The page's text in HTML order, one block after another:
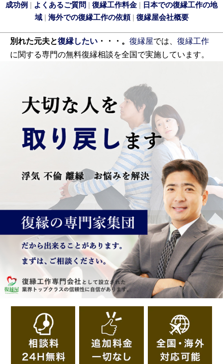
成功例 | よくあるご質問 | 復縁工作料金 | 日本での復縁工作の地
域| 海外での復縁工作の依頼| 復縁屋会社概要
別れた元夫と復縁したい ・・・。 復縁屋では、 復縁工作
に関する専門の無料復縁相談を全国で実施しています。